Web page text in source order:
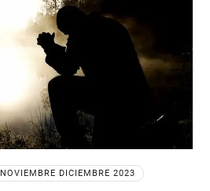
NOVIEMBRE DICIEMBRE 2023